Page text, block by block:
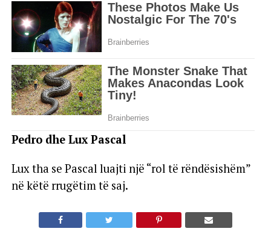
Pedro dhe Lux Pascal
Lux tha se Pascal luajti një “rol të rëndësishëm”
në këtë rrugëtim të saj.